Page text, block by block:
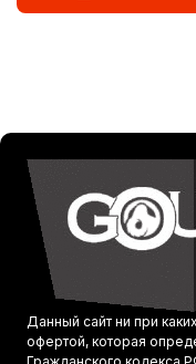
Данный сайт ни при
офертой, которая